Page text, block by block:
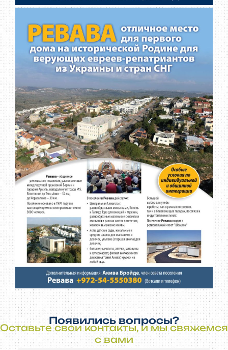
Появились вопросы?
Оставьте свои контакты, и мы свяжемся
с вами